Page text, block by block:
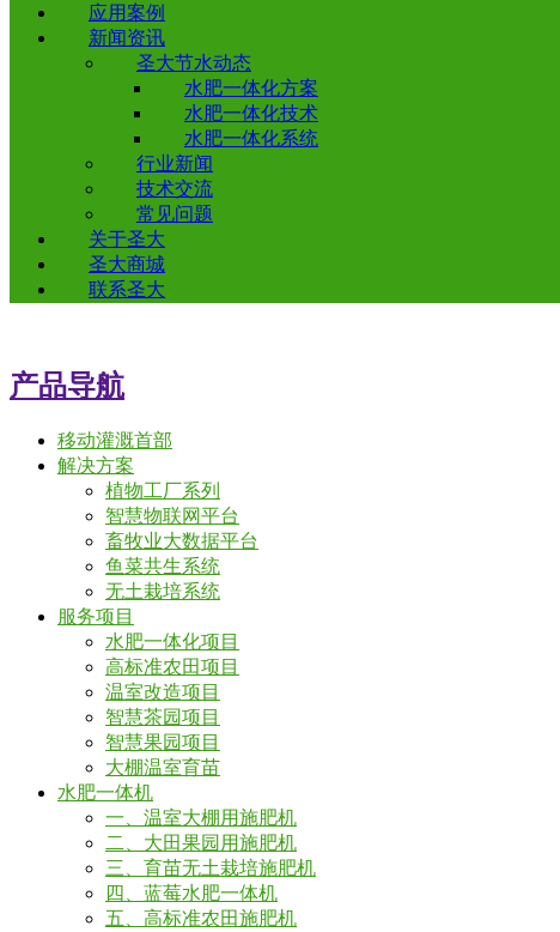
应用案例
新闻资讯
圣大节水动态
水肥一体化方案
水肥一体化技术
水肥一体化系统
行业新闻
技术交流
常见问题
关于圣大
圣大商城
联系圣大
产品导航
移动灌溉首部
解决方案
植物工厂系列
智慧物联网平台
畜牧业大数据平台
鱼菜共生系统
无土栽培系统
服务项目
水肥一体化项目
高标准农田项目
温室改造项目
智慧茶园项目
智慧果园项目
大棚温室育苗
水肥一体机
一、温室大棚用施肥机
二、大田果园用施肥机
三、育苗无土栽培施肥机
四、蓝莓水肥一体机
五、高标准农田施肥机